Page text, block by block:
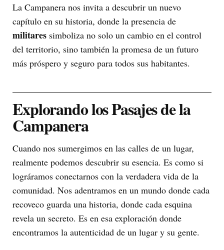
La Campanera nos invita a descubrir un nuevo
capítulo en su historia, donde la presencia de
militares simboliza no solo un cambio en el control
del territorio, sino también la promesa de un futuro
más próspero y seguro para todos sus habitantes.
Explorando los Pasajes de la
Campanera
Cuando nos sumergimos en las calles de un lugar,
realmente podemos descubrir su esencia. Es como si
lográramos conectarnos con la verdadera vida de la
comunidad. Nos adentramos en un mundo donde cada
recoveco guarda una historia, donde cada esquina
revela un secreto. Es en esa exploración donde
encontramos la autenticidad de un lugar y su gente.